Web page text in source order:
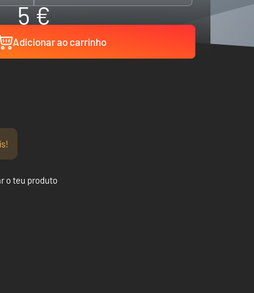
5 €
Adicionar ao carrinho
o teu produto